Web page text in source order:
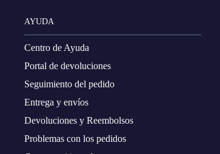
AYUDA
Centro de Ayuda
Portal de devoluciones
Seguimiento del pedido
Entrega y envíos
Devoluciones y Reembolsos
Problemas con los pedidos